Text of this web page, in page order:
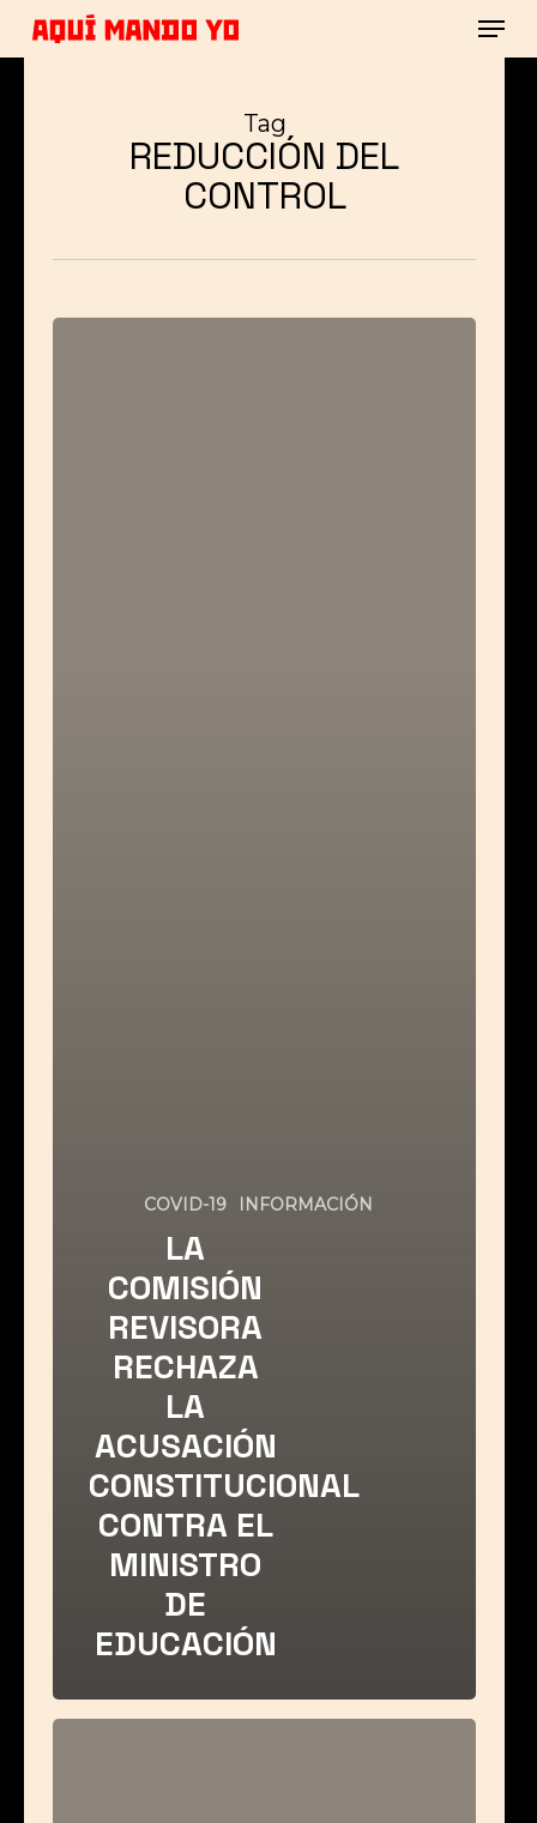
Skip
to
Tag
REDUCCIÓN DEL
CONTROL
COVID-19 INFORMACIÓN
LA
COMISIÓN
REVISORA
RECHAZA
LA
ACUSACIÓN
CONSTITUCIONAL
CONTRA EL
MINISTRO
DE
EDUCACIÓN